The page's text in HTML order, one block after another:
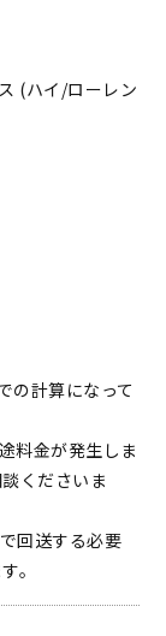
パック
(ハイ/ローレン
ガラス
の計算になって
料金が発生しま
くださいま
回送する必要
。